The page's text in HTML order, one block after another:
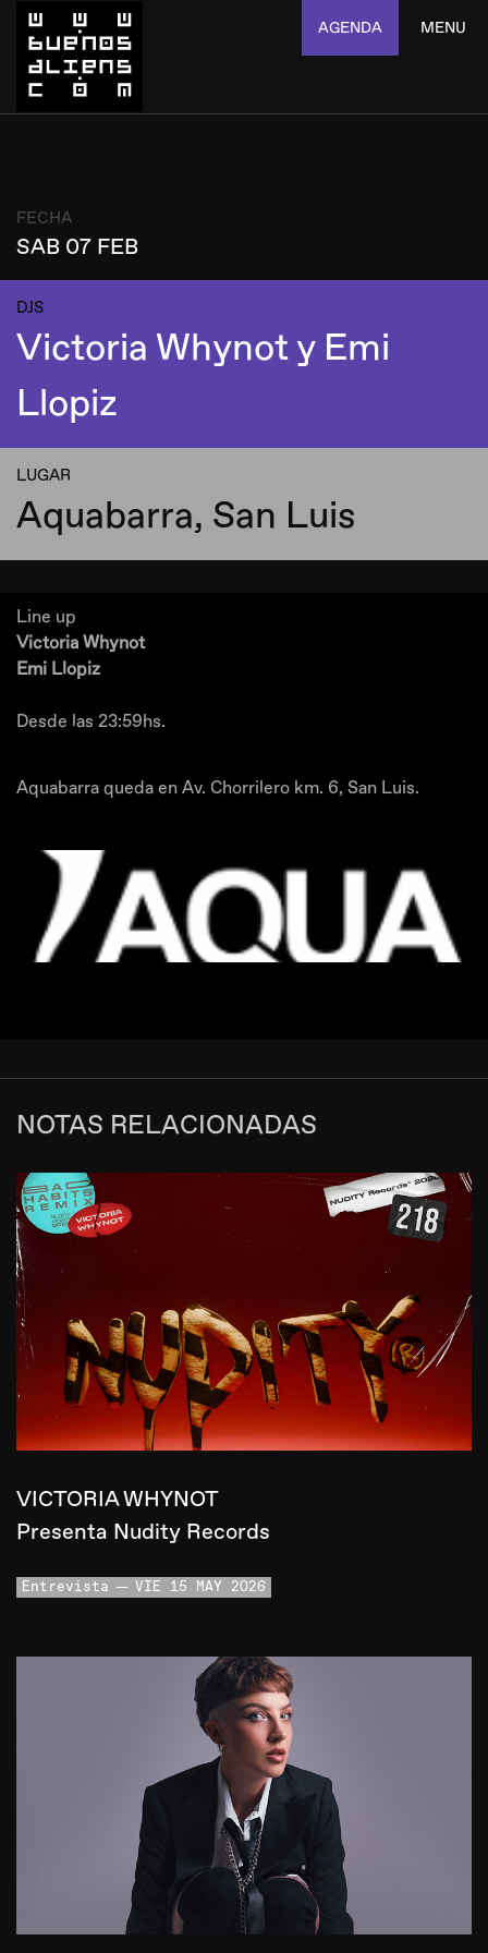
AGENDA MENU
FECHA
SAB 07 FEB
DJS
Victoria Whynot y Emi
Llopiz
LUGAR
Aquabarra, San Luis
Line up
Victoria Whynot
Emi Llopiz
Desde las 23:59hs.
Aquabarra queda en Av. Chorrilero km. 6, San Luis.
NOTAS RELACIONADAS
VICTORIA WHYNOT
Presenta Nudity Records
Entrevista VIE 15 MAY 2026